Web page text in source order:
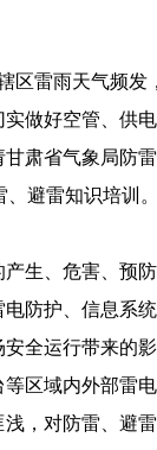
雷雨天气频发
做好空管、供
肃省气象局防
避雷知识培训。
、危害、预防
电防护、信息系
全运行带来的
区域内外部雷
，对防雷、避